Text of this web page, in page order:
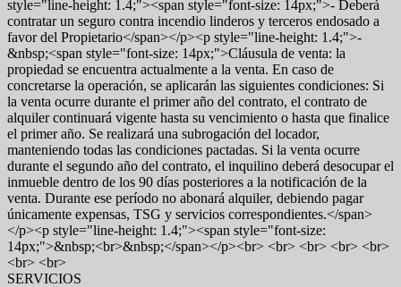
style="line-height: 1.4;"><span style="font-size: 14px;">- Deberá
contratar un seguro contra incendio linderos y terceros endosado a
favor del Propietario</span></p><p style="line-height: 1.4;">-
&nbsp;<span style="font-size: 14px;">Cláusula de venta: la
propiedad se encuentra actualmente a la venta. En caso de
concretarse la operación, se aplicarán las siguientes condiciones: Si
la venta ocurre durante el primer año del contrato, el contrato de
alquiler continuará vigente hasta su vencimiento o hasta que finalice
el primer año. Se realizará una subrogación del locador,
manteniendo todas las condiciones pactadas. Si la venta ocurre
durante el segundo año del contrato, el inquilino deberá desocupar el
inmueble dentro de los 90 días posteriores a la notificación de la
venta. Durante ese período no abonará alquiler, debiendo pagar
únicamente expensas, TSG y servicios correspondientes.</span>
</p><p style="line-height: 1.4;"><span style="font-size:
14px;">&nbsp;<br>&nbsp;</span></p><br> <br> <br> <br> <br>
<br> <br>
SERVICIOS